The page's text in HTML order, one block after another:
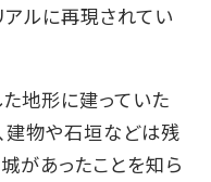
ルに再現されてい
地形に建っていた
建物や石垣などは残
城があったことを知ら